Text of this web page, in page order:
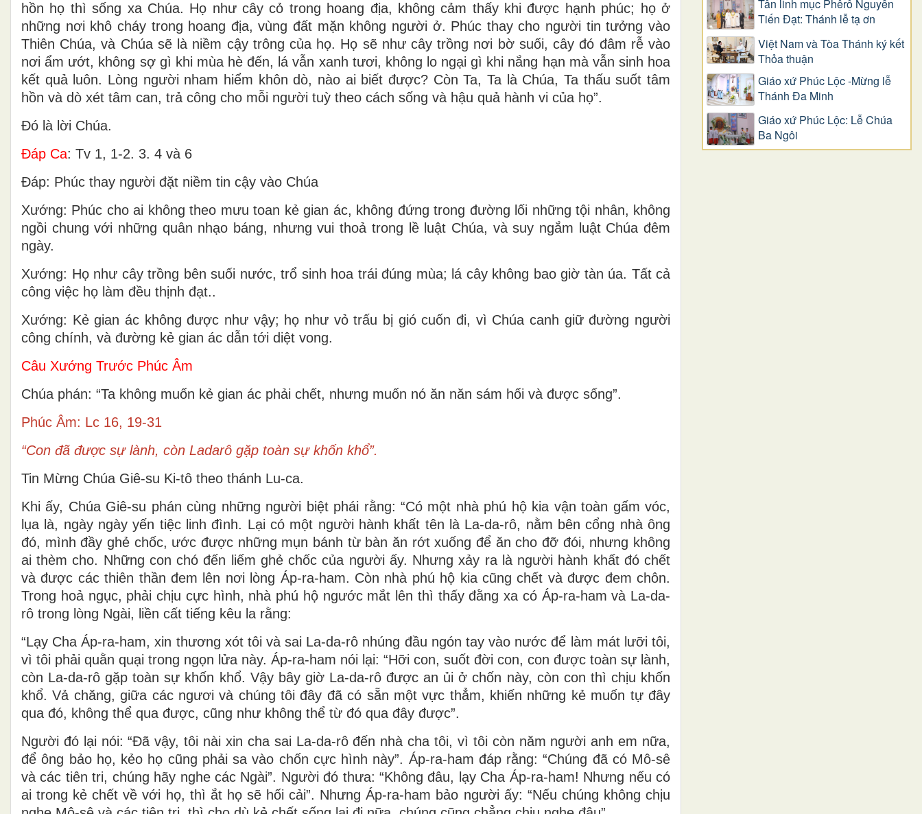
hồn họ thì sống xa Chúa. Họ như cây cỏ trong hoang địa, không cảm thấy khi được hạnh phúc; họ ở
những nơi khô cháy trong hoang địa, vùng đất mặn không người ở. Phúc thay cho người tin tưởng vào
Thiên Chúa, và Chúa sẽ là niềm cậy trông của họ. Họ sẽ như cây trồng nơi bờ suối, cây đó đâm rễ vào
nơi ẩm ướt, không sợ gì khi mùa hè đến, lá vẫn xanh tươi, không lo ngại gì khi nắng hạn mà vẫn sinh hoa
kết quả luôn. Lòng người nham hiểm khôn dò, nào ai biết được? Còn Ta, Ta là Chúa, Ta thấu suốt tâm
hồn và dò xét tâm can, trả công cho mỗi người tuỳ theo cách sống và hậu quả hành vi của họ”.
Ðó là lời Chúa.
Ðáp Ca: Tv 1, 1-2. 3. 4 và 6
Ðáp: Phúc thay người đặt niềm tin cậy vào Chúa
Xướng: Phúc cho ai không theo mưu toan kẻ gian ác, không đứng trong đường lối những tội nhân, không
ngồi chung với những quân nhạo báng, nhưng vui thoả trong lề luật Chúa, và suy ngắm luật Chúa đêm
ngày.
Xướng: Họ như cây trồng bên suối nước, trổ sinh hoa trái đúng mùa; lá cây không bao giờ tàn úa. Tất cả
công việc họ làm đều thịnh đạt..
Xướng: Kẻ gian ác không được như vậy; họ như vỏ trấu bị gió cuốn đi, vì Chúa canh giữ đường người
công chính, và đường kẻ gian ác dẫn tới diệt vong.
Câu Xướng Trước Phúc Âm
Chúa phán: “Ta không muốn kẻ gian ác phải chết, nhưng muốn nó ăn năn sám hối và được sống”.
Phúc Âm: Lc 16, 19-31
“Con đã được sự lành, còn Ladarô gặp toàn sự khốn khổ”.
Tin Mừng Chúa Giê-su Ki-tô theo thánh Lu-ca.
Khi ấy, Chúa Giê-su phán cùng những người biệt phái rằng: “Có một nhà phú hộ kia vận toàn gấm vóc,
lụa là, ngày ngày yến tiệc linh đình. Lại có một người hành khất tên là La-da-rô, nằm bên cổng nhà ông
đó, mình đầy ghẻ chốc, ước được những mụn bánh từ bàn ăn rớt xuống để ăn cho đỡ đói, nhưng không
ai thèm cho. Những con chó đến liếm ghẻ chốc của người ấy. Nhưng xảy ra là người hành khất đó chết
và được các thiên thần đem lên nơi lòng Áp-ra-ham. Còn nhà phú hộ kia cũng chết và được đem chôn.
Trong hoả ngục, phải chịu cực hình, nhà phú hộ ngước mắt lên thì thấy đằng xa có Áp-ra-ham và La-da-
rô trong lòng Ngài, liền cất tiếng kêu la rằng:
“Lạy Cha Áp-ra-ham, xin thương xót tôi và sai La-da-rô nhúng đầu ngón tay vào nước để làm mát lưỡi tôi,
vì tôi phải quằn quại trong ngọn lửa này. Áp-ra-ham nói lại: “Hỡi con, suốt đời con, con được toàn sự lành,
còn La-da-rô gặp toàn sự khốn khổ. Vậy bây giờ La-da-rô được an ủi ở chốn này, còn con thì chịu khốn
khổ. Vả chăng, giữa các ngươi và chúng tôi đây đã có sẵn một vực thẳm, khiến những kẻ muốn tự đây
qua đó, không thể qua được, cũng như không thể từ đó qua đây được”.
Người đó lại nói: “Ðã vậy, tôi nài xin cha sai La-da-rô đến nhà cha tôi, vì tôi còn năm người anh em nữa,
để ông bảo họ, kẻo họ cũng phải sa vào chốn cực hình này”. Áp-ra-ham đáp rằng: “Chúng đã có Mô-sê
và các tiên tri, chúng hãy nghe các Ngài”. Người đó thưa: “Không đâu, lạy Cha Áp-ra-ham! Nhưng nếu có
ai trong kẻ chết về với họ, thì ắt họ sẽ hối cải”. Nhưng Áp-ra-ham bảo người ấy: “Nếu chúng không chịu
Tân linh mục Phêrô Nguyễn
Tiến Đạt: Thánh lễ tạ ơn
Việt Nam và Tòa Thánh ký kết
Thỏa thuận
Giáo xứ Phúc Lộc -Mừng lễ
Thánh Đa Minh
Giáo xứ Phúc Lộc: Lễ Chúa
Ba Ngôi